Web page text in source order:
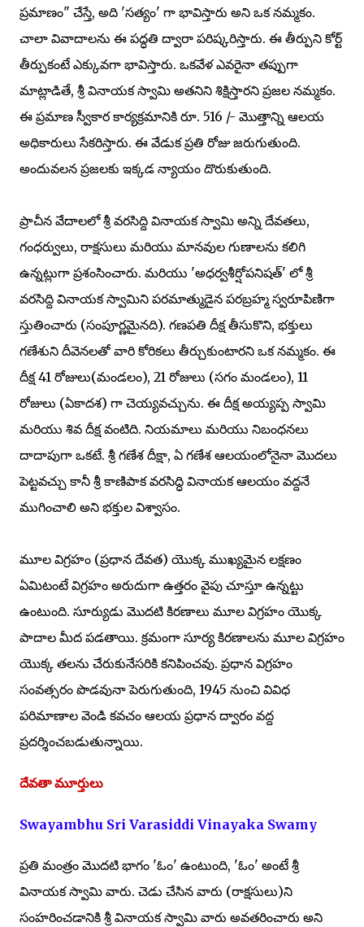
ప్రమాణం" చేస్తే, అది 'సత్యం' గా భావిస్తారు అని ఒక నమ్మకం.
చాలా వివాదాలను ఈ పద్ధతి ద్వారా పరిష్కరిస్తారు. ఈ తీర్పుని కోర్ట్
తీర్పుకంటే ఎక్కువగా భావిస్తారు. ఒకవేళ ఎవరైనా తప్పుగా
మాట్లాడితే, శ్రీ వినాయక స్వామి అతనిని శిక్షిస్తారని ప్రజల నమ్మకం.
ఈ ప్రమాణ స్వీకార కార్యక్రమానికి రూ. 516 /- మొత్తాన్ని ఆలయ
అధికారులు సేకరిస్తారు. ఈ వేడుక ప్రతి రోజు జరుగుతుంది.
అందువలన ప్రజలకు ఇక్కడ న్యాయం దొరుకుతుంది.
ప్రాచీన వేదాలలో శ్రీ వరసిద్ది వినాయక స్వామి అన్ని దేవతలు,
గంధర్వులు, రాక్షసులు మరియు మానవుల గుణాలను కలిగి
ఉన్నట్లుగా ప్రశంసించారు. మరియు 'అధర్వశీర్షోపనిషత్' లో శ్రీ
వరసిద్ది వినాయక స్వామిని పరమాత్ముడైన పరబ్రహ్మ స్వరూపిణిగా
స్తుతించారు (సంపూర్ణమైనది). గణపతి దీక్ష తీసుకొని, భక్తులు
గణేశుని దీవెనలతో వారి కోరికలు తీర్చుకుంటారని ఒక నమ్మకం. ఈ
దీక్ష 41 రోజులు(మండలం), 21 రోజులు (సగం మండలం), 11
రోజులు (ఏకాదశ) గా చెయ్యవచ్చును. ఈ దీక్ష అయ్యప్ప స్వామి
మరియు శివ దీక్ష వంటిది. నియమాలు మరియు నిబంధనలు
దాదాపుగా ఒకటే. శ్రీ గణేశ దీక్షా, ఏ గణేశ ఆలయంలోనైనా మొదలు
పెట్టవచ్చు కానీ శ్రీ కాణిపాక వరసిద్ధి వినాయక ఆలయం వద్దనే
ముగించాలి అని భక్తుల విశ్వాసం.
మూల విగ్రహం (ప్రధాన దేవత) యొక్క ముఖ్యమైన లక్షణం
ఏమిటంటే విగ్రహం అరుదుగా ఉత్తరం వైపు చూస్తూ ఉన్నట్టు
ఉంటుంది. సూర్యుడు మొదటి కిరణాలు మూల విగ్రహం యొక్క
పాదాల మీద పడతాయి. క్రమంగా సూర్య కిరణాలను మూల విగ్రహం
యొక్క తలను చేరుకునేసరికి కనిపించవు. ప్రధాన విగ్రహం
సంవత్సరం పొడవునా పెరుగుతుంది, 1945 నుంచి వివిధ
పరిమాణాల వెండి కవచం ఆలయ ప్రధాన ద్వారం వద్ద
ప్రదర్శించబడుతున్నాయి.
దేవతా మూర్తులు
Swayambhu Sri Varasiddi Vinayaka Swamy
ప్రతి మంత్రం మొదటి భాగం 'ఓం' ఉంటుంది, 'ఓం' అంటే శ్రీ
వినాయక స్వామి వారు. చెడు చేసిన వారు (రాక్షసులు)ని
సంహరించడానికి శ్రీ వినాయక స్వామి వారు అవతరించారు అని